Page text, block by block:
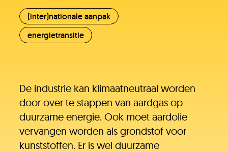
(inter)nationale aanpak
energietransitie
De industrie kan klimaatneutraal worden
door over te stappen van aardgas op
duurzame energie. Ook moet aardolie
vervangen worden als grondstof voor
kunststoffen. Er is wel duurzame